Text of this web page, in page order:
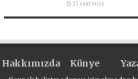
23 saat önce
Hakkımızda Künye